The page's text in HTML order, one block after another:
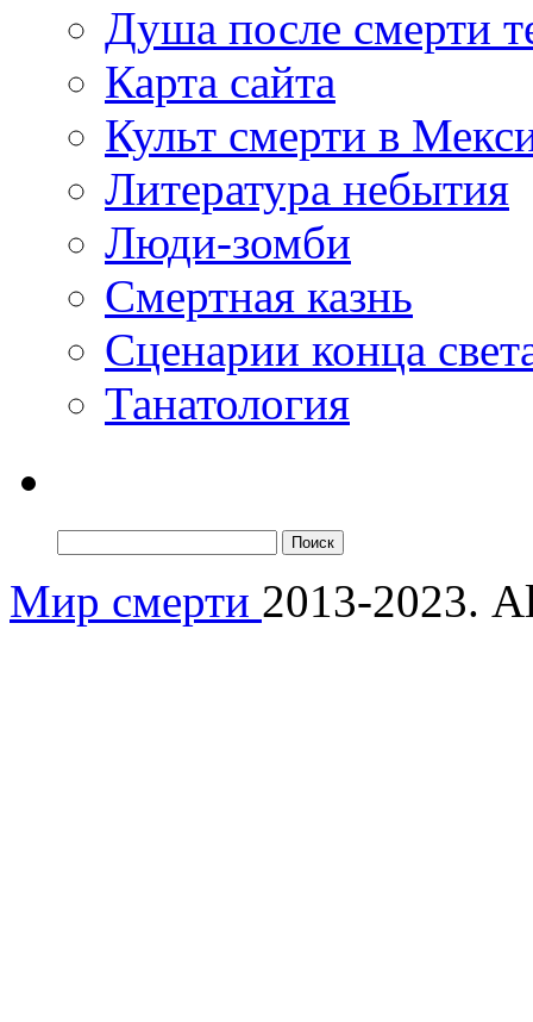
Душа после смерти
Карта сайта
Культ смерти в
Литература небытия
Люди-зомби
Смертная казнь
Сценарии конца
Танатология
Мир смерти 2013-2023.